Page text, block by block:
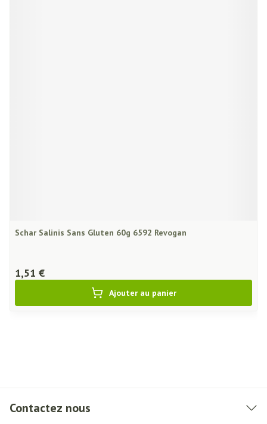
Schar Salinis Sans Gluten 60g 6592 Revogan
1,51 €
Ajouter au panier
Contactez nous